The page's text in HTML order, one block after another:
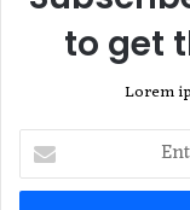
to get
Lorem
Enter
your
Email